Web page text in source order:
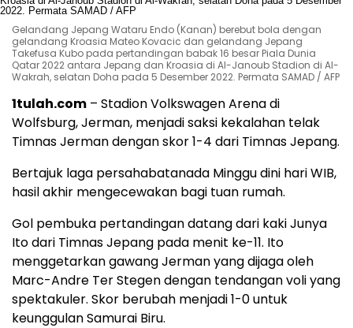
Gelandang Jepang Wataru Endo (Kanan) berebut bola dengan
gelandang Kroasia Mateo Kovacic dan gelandang Jepang
Takefusa Kubo pada pertandingan babak 16 besar Piala Dunia
Qatar 2022 antara Jepang dan Kroasia di Al-Janoub Stadion di Al-
Wakrah, selatan Doha pada 5 Desember 2022. Permata SAMAD / AFP
1tulah.com – Stadion Volkswagen Arena di
Wolfsburg, Jerman, menjadi saksi kekalahan telak
Timnas Jerman dengan skor 1-4 dari Timnas Jepang.
Bertajuk laga persahabatanada Minggu dini hari WIB,
hasil akhir mengecewakan bagi tuan rumah.
Gol pembuka pertandingan datang dari kaki Junya
Ito dari Timnas Jepang pada menit ke-11. Ito
menggetarkan gawang Jerman yang dijaga oleh
Marc-Andre Ter Stegen dengan tendangan voli yang
spektakuler. Skor berubah menjadi 1-0 untuk
keunggulan Samurai Biru.